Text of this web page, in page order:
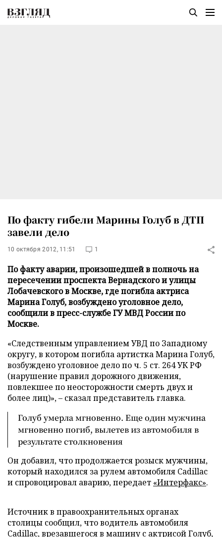
По факту гибели Марины Голуб в ДТП
завели дело
10 октября 2012, 11:51 1
По факту аварии, произошедшей в полночь на
пересечении проспекта Вернадского и улицы
Лобачевского в Москве, где погибла актриса
Марина Голуб, возбуждено уголовное дело,
сообщили в пресс-службе ГУ МВД России по
Москве.
«Следственным управлением УВД по Западному
округу, в котором погибла артистка Марина Голуб,
возбуждено уголовное дело по ч. 5 ст. 264 УК РФ
(нарушение правил дорожного движения,
повлекшее по неосторожности смерть двух и
более лиц)»,– сказал представитель главка.
Голуб умерла мгновенно. Еще один мужчина
мгновенно погиб, вылетев из автомобиля в
результате столкновения
Он добавил, что продолжается розыск мужчины,
который находился за рулем автомобиля Cadillac
и спровоцировал аварию, передает «Интерфакс».
Источник в правоохранительных органах
столицы сообщил, что водитель автомобиля
Cadillac, врезавшегося в машину с актрисой Голуб,